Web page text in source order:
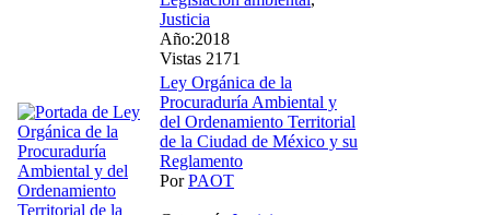
Justicia
Año:2018
Vistas 2171
Ley Orgánica de la
Procuraduría Ambiental y
del Ordenamiento Territorial
de la Ciudad de México y su
Reglamento
PorPAOT